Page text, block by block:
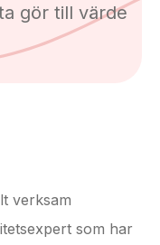
gör till värde
verksam
som har